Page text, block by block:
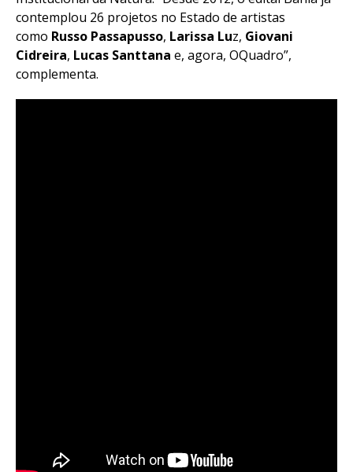
contemplou 26 projetos no Estado de artistas
como Russo Passapusso, Larissa Luz, Giovani
Cidreira, Lucas Santtana e, agora, OQuadro”,
complementa.